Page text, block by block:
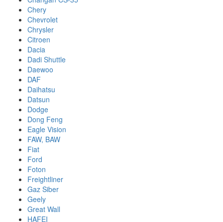
Chery
Chevrolet
Chrysler
Citroen
Dacia
Dadi Shuttle
Daewoo
DAF
Daihatsu
Datsun
Dodge
Dong Feng
Eagle Vision
FAW, BAW
Fiat
Ford
Foton
Freightliner
Gaz Siber
Geely
Great Wall
HAFEI